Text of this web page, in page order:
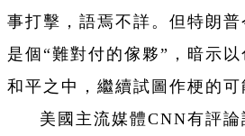
事打擊，語焉不詳。但特朗普
是個“難對付的傢夥”，暗示
和平之中，繼續試圖作梗的可
美國主流媒體CNN有評